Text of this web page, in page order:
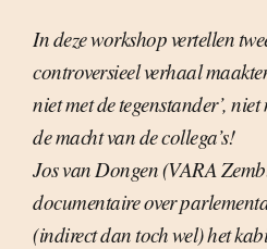
In deze workshop vertellen
controversieel verhaal
niet met de tegenstander’,
de macht van de collega’s!
Jos van Dongen (VARA
documentaire over
(indirect dan toch wel) het